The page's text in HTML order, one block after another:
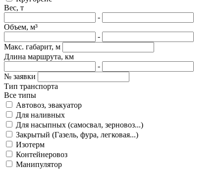
Вес, т
-
Объем, м³
-
Макс. габарит, м
Длина маршрута, км
-
№ заявки
Тип транспорта
Все типы
Автовоз, эвакуатор
Для наливных
Для насыпных (самосвал, зерновоз...)
Закрытый (Газель, фура, легковая...)
Изотерм
Контейнеровоз
Манипулятор